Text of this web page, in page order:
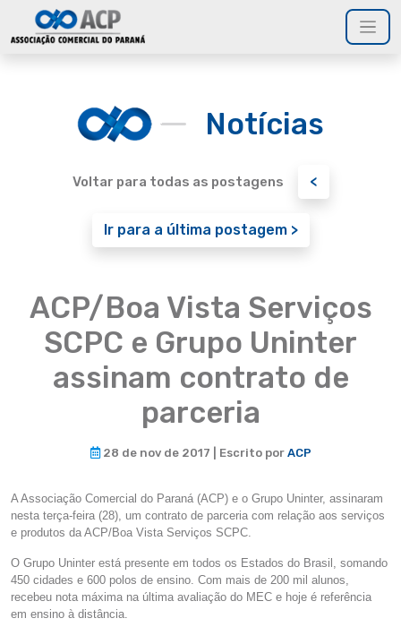
Notícias
Voltar para todas as postagens <
Ir para a última postagem >
ACP/Boa Vista Serviços
SCPC e Grupo Uninter
assinam contrato de
parceria
28 de nov de 2017 | Escrito por ACP
A Associação Comercial do Paraná (ACP) e o Grupo Uninter, assinaram
nesta terça-feira (28), um contrato de parceria com relação aos serviços
e produtos da ACP/Boa Vista Serviços SCPC.
O Grupo Uninter está presente em todos os Estados do Brasil, somando
450 cidades e 600 polos de ensino. Com mais de 200 mil alunos,
recebeu nota máxima na última avaliação do MEC e hoje é referência
em ensino à distância.